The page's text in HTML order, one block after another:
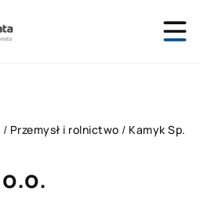
/ Przemysł i rolnictwo / Kamyk Sp.